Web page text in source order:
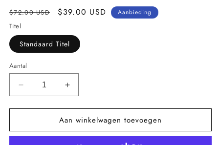
Normale
prijs
$72.00 USD Aanbiedingsprijs
$39.00 USD Aanbieding
Titel
Standaard Titel
Aantal
Aantal
verlagen
voor
AlignRelief
Premier
Aantal
verhogen
voor
AlignRelief
Premier
Aan winkelwagen toevoegen